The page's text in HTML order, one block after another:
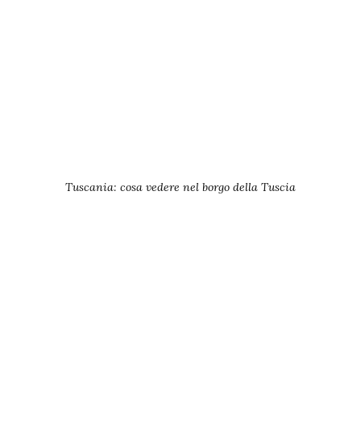
Tuscania: cosa vedere nel borgo della Tuscia